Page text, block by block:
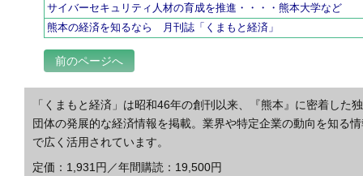
サイバーセキュリティ人材の育成を推進・・・・熊本大学など
熊本の経済を知るなら 月刊誌「くまもと経済」
前のページへ
「くまもと経済」は昭和46年の創刊以来、『熊本』に密着し
団体の発展的な経済情報を掲載。業界や特定企業の動向を知る
で広く活用されています。
定価：1,931円／年間購読：19,500円